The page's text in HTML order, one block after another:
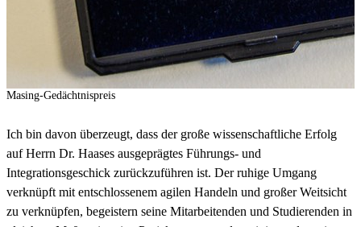
Masing-Gedächtnispreis
Ich bin davon überzeugt, dass der große wissenschaftliche Erfolg
auf Herrn Dr. Haases ausgeprägtes Führungs- und
Integrationsgeschick zurückzuführen ist. Der ruhige Umgang
verknüpft mit entschlossenem agilen Handeln und großer Weitsicht
zu verknüpfen, begeistern seine Mitarbeitenden und Studierenden in